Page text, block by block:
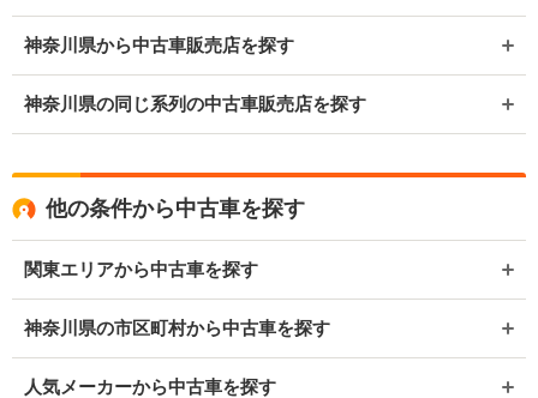
神奈川県から中古車販売店を探す
神奈川県の同じ系列の中古車販売店を探す
他の条件から中古車を探す
関東エリアから中古車を探す
神奈川県の市区町村から中古車を探す
人気メーカーから中古車を探す